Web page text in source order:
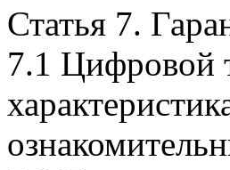
Статья 7.
7.1 Цифровой